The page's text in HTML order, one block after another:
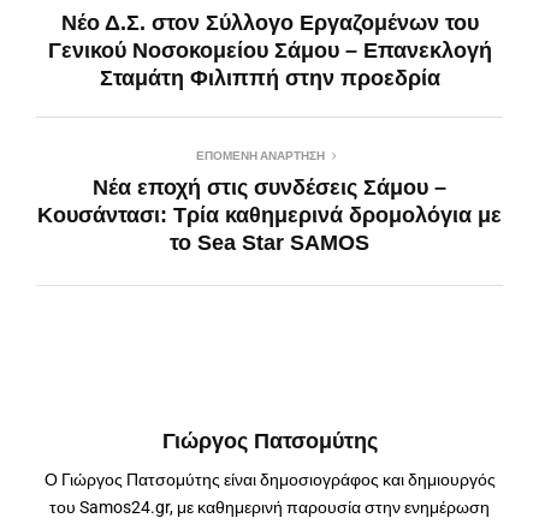
Νέο Δ.Σ. στον Σύλλογο Εργαζομένων του
Γενικού Νοσοκομείου Σάμου – Επανεκλογή
Σταμάτη Φιλιππή στην προεδρία
ΕΠΌΜΕΝΗ ΑΝΆΡΤΗΣΗ
Νέα εποχή στις συνδέσεις Σάμου –
Κουσάντασι: Τρία καθημερινά δρομολόγια με
το Sea Star SAMOS
Γιώργος Πατσομύτης
Ο Γιώργος Πατσομύτης είναι δημοσιογράφος και δημιουργός
του Samos24.gr, με καθημερινή παρουσία στην ενημέρωση